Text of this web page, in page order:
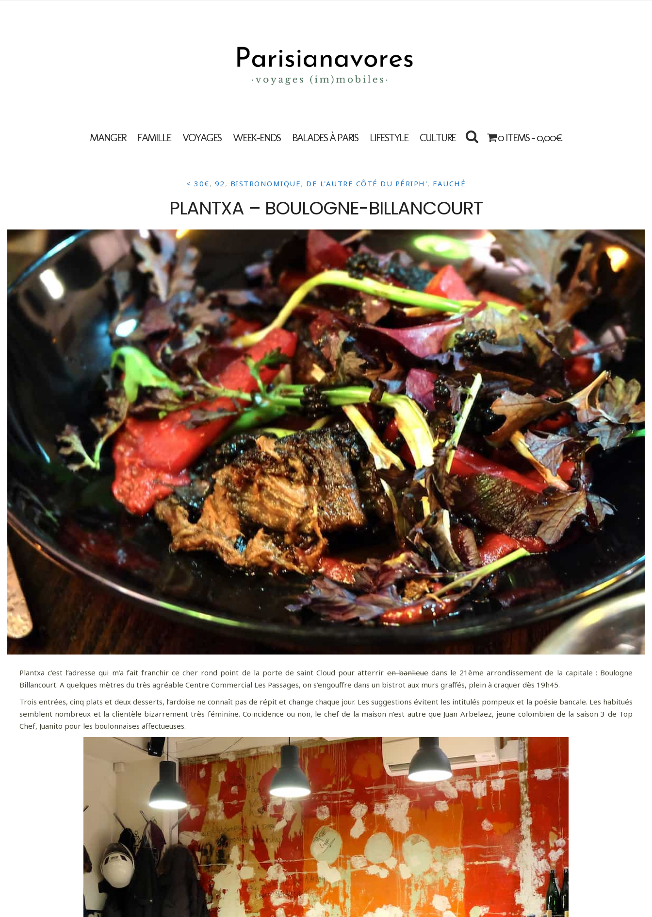
MANGER FAMILLE VOYAGES WEEK-ENDS BALADES À PARIS LIFESTYLE CULTURE 0 ITEMS -0,00€
< 30€, 92 , BISTRONOMIQUE, DE L'AUTRE CÔTÉ DU PÉRIPH', FAUCHÉ
PLANTXA – BOULOGNE-BILLANCOURT
Plantxa c’est l’adresse qui m’a fait franchir ce cher rond point de la porte de saint Cloud pour atterriren banlieuedans le 21ème arrondissement de la capitale : Boulogne
Billancourt. A quelques mètres du très agréable Centre Commercial Les Passages, on s’engouffre dans un bistrot aux murs graffés, plein à craquer dès 19h45.
Trois entrées, cinq plats et deux desserts, l’ardoise ne connaît pas de répit et change chaque jour. Les suggestions évitent les intitulés pompeux et la poésie bancale. Les habitués
semblent nombreux et la clientèle bizarrement très féminine. Coïncidence ou non, le chef de la maison n’est autre que Juan Arbelaez, jeune colombien de la saison 3 de Top
Chef, Juanito pour les boulonnaises affectueuses.
Pour davantage de bonnes adresses, de voyages au coin de la
rue et au bout du monde,suivez-moi sur Instagram!